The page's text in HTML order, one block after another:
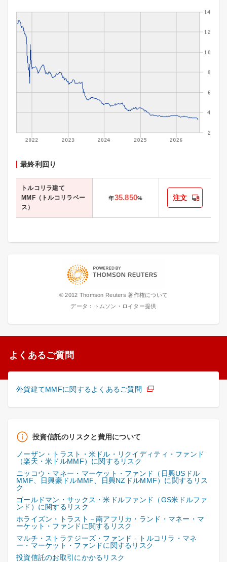
最終利回り
トルコリラ建て
MMF（トルコリラベー
ス）
年35.850% 注文
© 2012 Thomson Reuters 著作権について
データ：トムソン・ロイター提供
よくあるご質問
外貨建てMMFに関するよくあるご質問
投資信託のリスクと費用について
ノーザン・トラスト・米ドル・リクイディティ・ファンド
（楽天・米ドルMMF）に関するリスク
ニッコウ・マネー・マーケット・ファンド（日興USドル
MMF、日興豪ドルMMF、日興NZドルMMF）に関するリス
ク
ゴールドマン・サックス・米ドルファンド（GS米ドルファ
ンド）に関するリスク
ホライズン・トラスト－南アフリカ・ランド・マネー・マ
ーケット・ファンドに関するリスク
マルチ・ストラテジーズ・ファンド - トルコリラ・マネ
ー・マーケット・ファンドに関するリスク
投資信託のお取引にかかるリスク